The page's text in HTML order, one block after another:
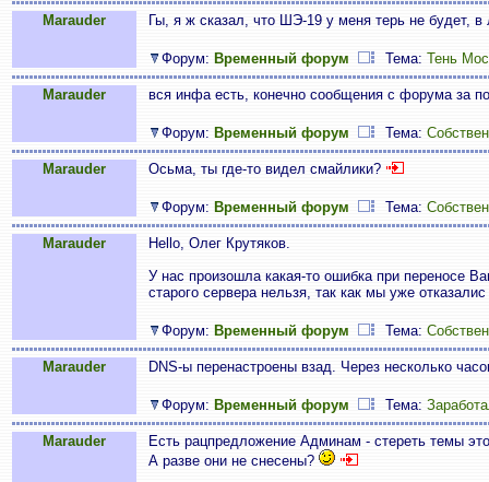
Marauder Гы, я ж сказал, что ШЭ-19 у меня терь не будет,
Форум: Временный форум Тема: Тень
Marauder вся инфа есть, конечно сообщения с форума за
Форум: Временный форум Тема:
Marauder Осьма, ты где-то видел смайлики?
Форум: Временный форум Тема:
Marauder
Hello, Олег Крутяков.
У нас произошла какая-то ошибка при переносе
старого сервера нельзя, так как мы уже
Форум: Временный форум Тема:
Marauder DNS-ы перенастроены взад. Через несколько
Форум: Временный форум Тема:
Marauder
Есть рацпредложение Админам - стереть темы
А разве они не снесены?